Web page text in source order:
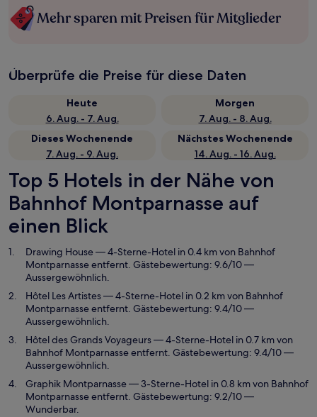
Mehr sparen mit Preisen für Mitglieder
Überprüfe die Preise für diese Daten
Heute
6. Aug. - 7. Aug.
Morgen
7. Aug. - 8. Aug.
Dieses Wochenende
7. Aug. - 9. Aug.
Nächstes Wochenende
14. Aug. - 16. Aug.
Top 5 Hotels in der Nähe von
Bahnhof Montparnasse auf
einen Blick
Drawing House— 4-Sterne-Hotel in 0.4 km von Bahnhof
Montparnasse entfernt. Gästebewertung: 9.6/10 —
Aussergewöhnlich.
Hôtel Les Artistes— 4-Sterne-Hotel in 0.2 km von Bahnhof
Montparnasse entfernt. Gästebewertung: 9.4/10 —
Aussergewöhnlich.
Hôtel des Grands Voyageurs— 4-Sterne-Hotel in 0.7 km von
Bahnhof Montparnasse entfernt. Gästebewertung: 9.4/10 —
Aussergewöhnlich.
Graphik Montparnasse— 3-Sterne-Hotel in 0.8 km von Bahnhof
Montparnasse entfernt. Gästebewertung: 9.2/10 —
Wunderbar.